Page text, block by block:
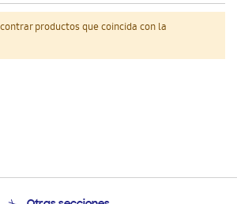
productos que coincida con la